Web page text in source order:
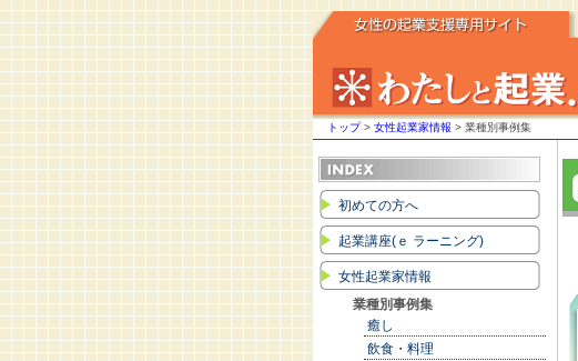
トップ> 女性起業家情報 > 業種別事例集
初めての方へ
起業講座(ｅ ラーニング)
女性起業家情報
業種別事例集
癒し
飲食・料理